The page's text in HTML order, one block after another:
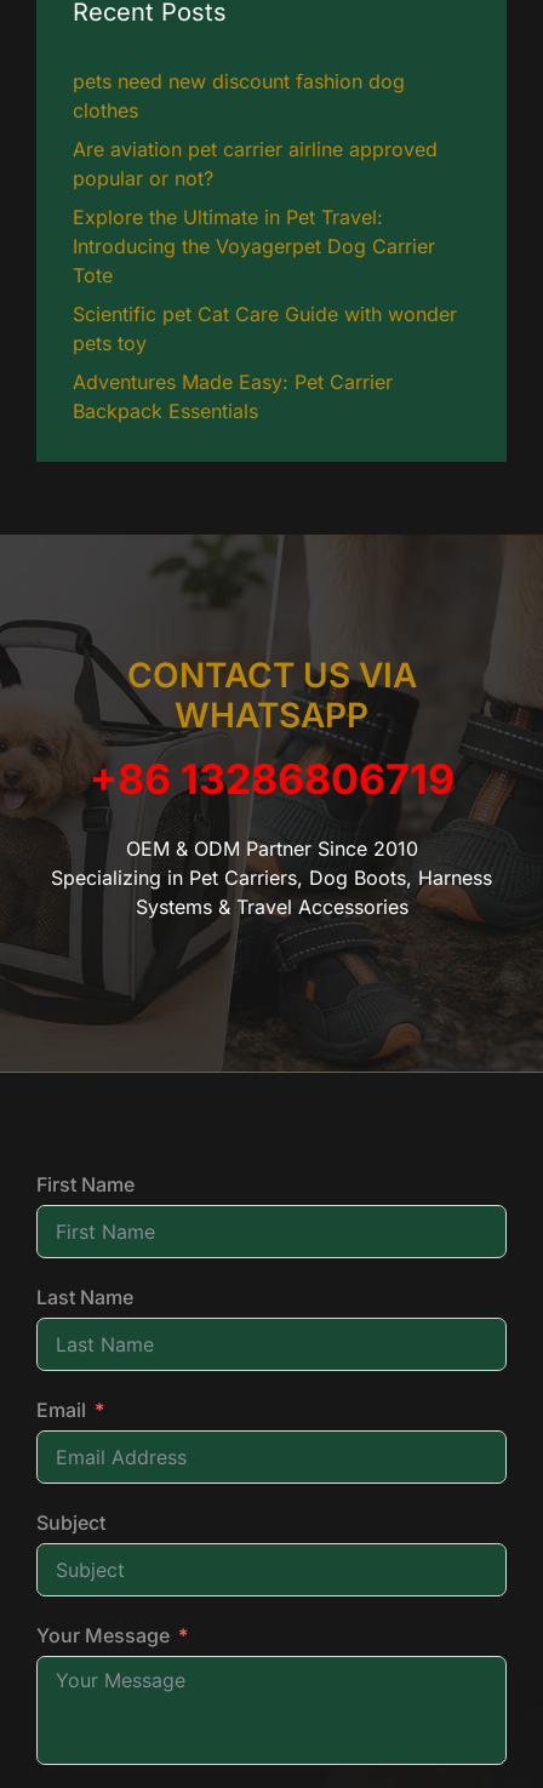
Recent Posts
pets need new discount fashion dog
clothes
Are aviation pet carrier airline approved
popular or not?
Explore the Ultimate in Pet Travel:
Introducing the Voyagerpet Dog Carrier
Tote
Scientific pet Cat Care Guide with wonder
pets toy
Adventures Made Easy: Pet Carrier
Backpack Essentials
CONTACT US VIA
WHATSAPP
+86 13286806719
OEM & ODM Partner Since 2010
Specializing in Pet Carriers, Dog Boots, Harness
Systems & Travel Accessories
First Name
Last Name
Email
Subject
Your Message